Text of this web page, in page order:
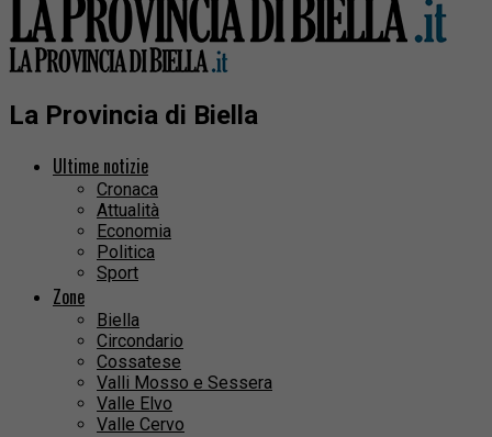
La Provincia di Biella
Ultime notizie
Cronaca
Attualità
Economia
Politica
Sport
Zone
Biella
Circondario
Cossatese
Valli Mosso e Sessera
Valle Elvo
Valle Cervo